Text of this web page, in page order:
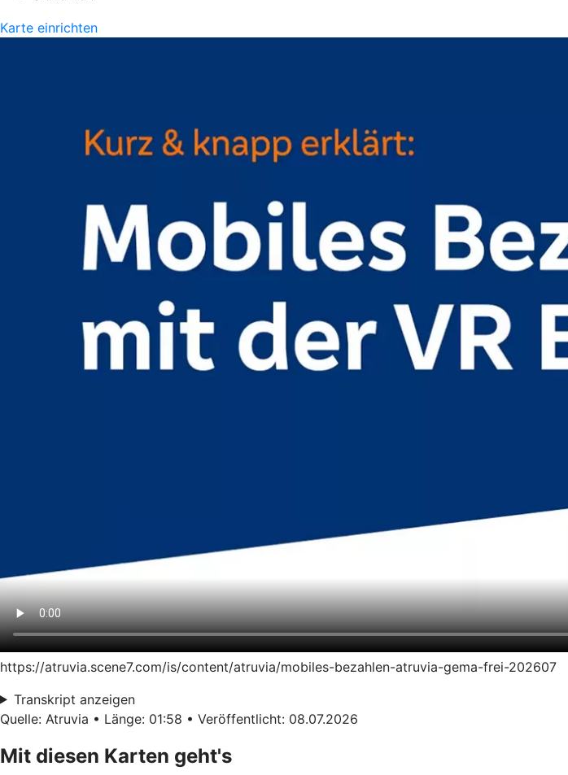
Karte einrichten
https://atruvia.scene7.com/is/content/atruvia/mobiles-bezahlen-atruvia-gema-frei-202607
Transkript anzeigen
Quelle: Atruvia • Länge: 01:58 • Veröffentlicht: 08.07.2026
Mit diesen Karten geht's